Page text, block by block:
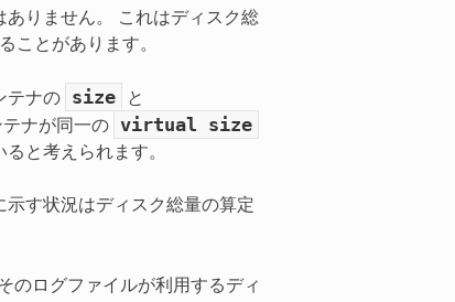
りません。 これはディスク総
ことがあります。
テナの size と
ナが同一の virtual size
と考えられます。
す状況はディスク総量の算定
のログファイルが利用するディ